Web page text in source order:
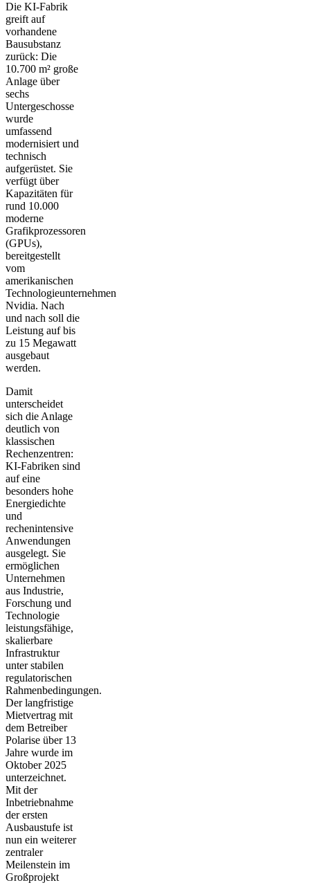
Die KI-Fabrik
greift auf
vorhandene
Bausubstanz
zurück: Die
10.700 m² große
Anlage über
sechs
Untergeschosse
wurde
umfassend
modernisiert und
technisch
aufgerüstet. Sie
verfügt über
Kapazitäten für
rund 10.000
moderne
Grafikprozessoren
(GPUs),
bereitgestellt
vom
amerikanischen
Technologieunternehmen
Nvidia. Nach
und nach soll die
Leistung auf bis
zu 15 Megawatt
ausgebaut
werden.
Damit
unterscheidet
sich die Anlage
deutlich von
klassischen
Rechenzentren:
KI-Fabriken sind
auf eine
besonders hohe
Energiedichte
und
rechenintensive
Anwendungen
ausgelegt. Sie
ermöglichen
Unternehmen
aus Industrie,
Forschung und
Technologie
leistungsfähige,
skalierbare
Infrastruktur
unter stabilen
regulatorischen
Rahmenbedingungen.
Der langfristige
Mietvertrag mit
dem Betreiber
Polarise über 13
Jahre wurde im
Oktober 2025
unterzeichnet.
Mit der
Inbetriebnahme
der ersten
Ausbaustufe ist
nun ein weiterer
zentraler
Meilenstein im
Großprojekt